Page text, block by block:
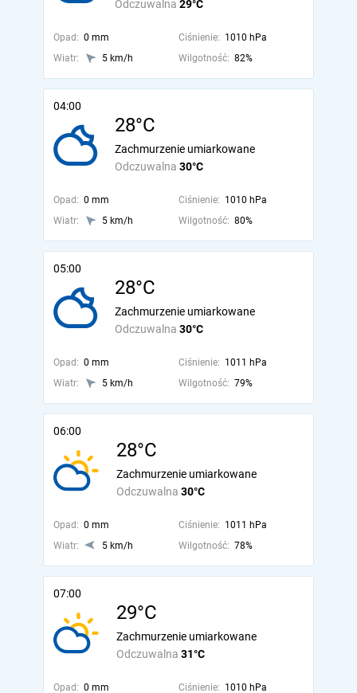
Odczuwalna 29°C
Opad: 0 mm Ciśnienie: 1010 hPa
Wiatr:
5 km/h Wilgotność: 82%
04:00
28°C
Odczuwalna 30°C
Zachmurzenie umiarkowane
Opad: 0 mm Ciśnienie: 1010 hPa
Wiatr:
5 km/h Wilgotność: 80%
05:00
28°C
Odczuwalna 30°C
Zachmurzenie umiarkowane
Opad: 0 mm Ciśnienie: 1011 hPa
Wiatr:
5 km/h Wilgotność: 79%
06:00
28°C
Odczuwalna 30°C
Zachmurzenie umiarkowane
Opad: 0 mm Ciśnienie: 1011 hPa
Wiatr:
5 km/h Wilgotność: 78%
07:00
29°C
Odczuwalna 31°C
Zachmurzenie umiarkowane
Opad: 0 mm Ciśnienie: 1010 hPa